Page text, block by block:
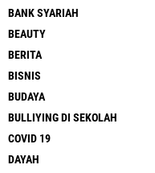
BANK SYARIAH
BEAUTY
BERITA
BISNIS
BUDAYA
BULLIYING DI SEKOLAH
COVID 19
DAYAH